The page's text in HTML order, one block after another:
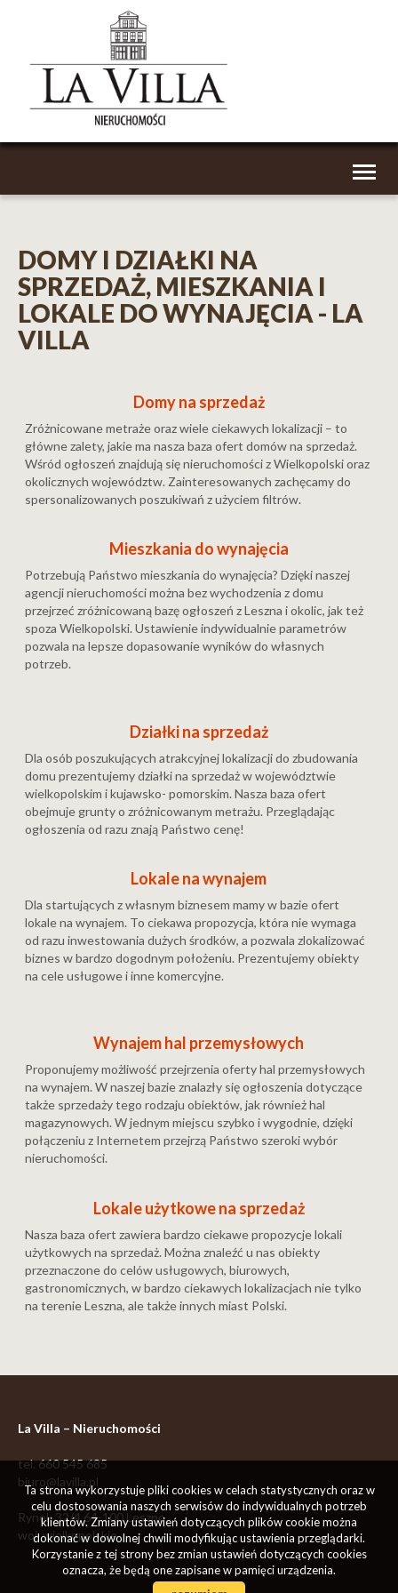
DOMY I DZIAŁKI NA
SPRZEDAŻ, MIESZKANIA I
LOKALE DO WYNAJĘCIA - LA
VILLA
Domy na sprzedaż
Zróżnicowane metraże oraz wiele ciekawych lokalizacji – to
główne zalety, jakie ma nasza baza ofert domów na sprzedaż.
Wśród ogłoszeń znajdują się nieruchomości z Wielkopolski oraz
okolicznych województw. Zainteresowanych zachęcamy do
spersonalizowanych poszukiwań z użyciem filtrów.
Mieszkania do wynajęcia
Potrzebują Państwo mieszkania do wynajęcia? Dzięki naszej
agencji nieruchomości można bez wychodzenia z domu
przejrzeć zróżnicowaną bazę ogłoszeń z Leszna i okolic, jak też
spoza Wielkopolski. Ustawienie indywidualnie parametrów
pozwala na lepsze dopasowanie wyników do własnych
potrzeb.
Działki na sprzedaż
Dla osób poszukujących atrakcyjnej lokalizacji do zbudowania
domu prezentujemy działki na sprzedaż w województwie
wielkopolskim i kujawsko- pomorskim. Nasza baza ofert
obejmuje grunty o zróżnicowanym metrażu. Przeglądając
ogłoszenia od razu znają Państwo cenę!
Lokale na wynajem
Dla startujących z własnym biznesem mamy w bazie ofert
lokale na wynajem. To ciekawa propozycja, która nie wymaga
od razu inwestowania dużych środków, a pozwala zlokalizować
biznes w bardzo dogodnym położeniu. Prezentujemy obiekty
na cele usługowe i inne komercyjne.
Wynajem hal przemysłowych
Proponujemy możliwość przejrzenia oferty hal przemysłowych
na wynajem. W naszej bazie znalazły się ogłoszenia dotyczące
także sprzedaży tego rodzaju obiektów, jak również hal
magazynowych. W jednym miejscu szybko i wygodnie, dzięki
połączeniu z Internetem przejrzą Państwo szeroki wybór
nieruchomości.
Lokale użytkowe na sprzedaż
Nasza baza ofert zawiera bardzo ciekawe propozycje lokali
użytkowych na sprzedaż. Można znaleźć u nas obiekty
przeznaczone do celów usługowych, biurowych,
gastronomicznych, w bardzo ciekawych lokalizacjach nie tylko
na terenie Leszna, ale także innych miast Polski.
La Villa – Nieruchomości
tel.660 545 685
biuro@lavilla.pl
Rynek 32/464-100 Leszno
woj. wielkopolskie
Ta strona wykorzystuje pliki cookies w celach statystycznych oraz w
celu dostosowania naszych serwisów do indywidualnych potrzeb
klientów. Zmiany ustawień dotyczących plików cookie można
dokonać w dowolnej chwili modyfikując ustawienia przeglądarki.
Korzystanie z tej strony bez zmian ustawień dotyczących cookies
oznacza, że będą one zapisane w pamięci urządzenia.